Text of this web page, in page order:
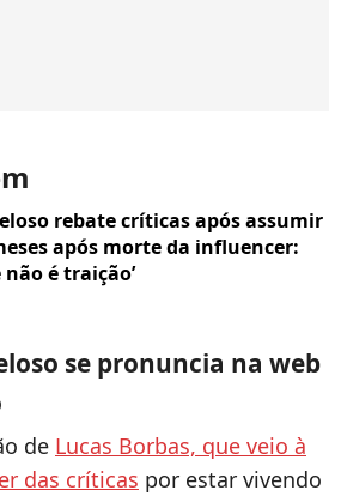
rebate críticas após assumir
após morte da influencer:
é traição’
se pronuncia na web
de Lucas Borbas, que veio à
das críticas por estar vivendo